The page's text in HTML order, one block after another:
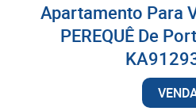
Apartamento Para
PEREQUÊ De